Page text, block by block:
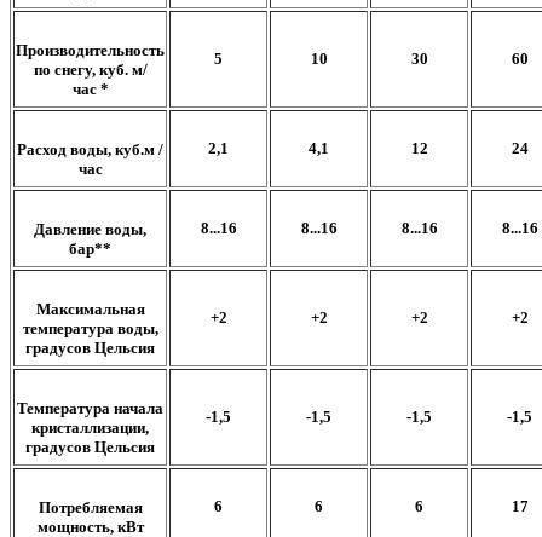
Производительность
по снегу, куб. м/
час *
5 10 30 60
Расход воды, куб.м /
час
2,1 4,1 12 24
Давление воды,
бар**
8...16 8...16 8...16 8...16
Максимальная
температура воды,
градусов Цельсия
+2 +2 +2 +2
Температура начала
кристаллизации,
градусов Цельсия
-1,5 -1,5 -1,5 -1,5
Потребляемая
мощность, кВт
6 6 6 17